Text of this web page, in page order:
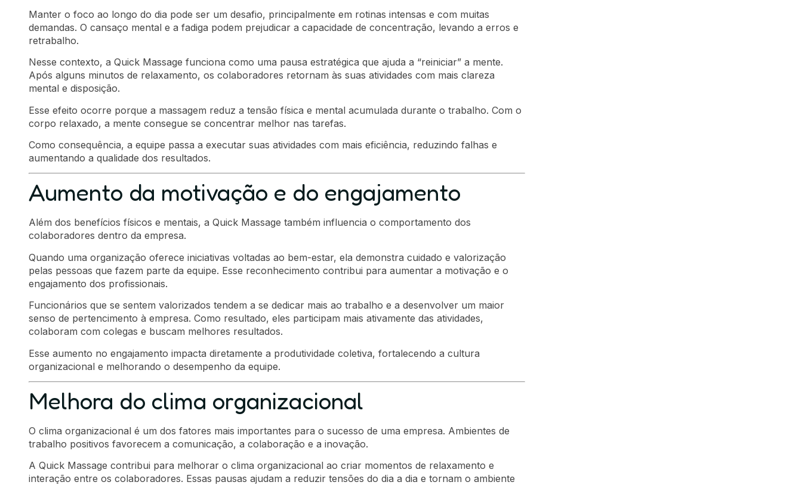
Manter o foco ao longo do dia pode ser um desafio, principalmente em rotinas intensas e com muitas
demandas. O cansaço mental e a fadiga podem prejudicar a capacidade de concentração, levando a erros e
retrabalho.
Nesse contexto, a Quick Massage funciona como uma pausa estratégica que ajuda a “reiniciar” a mente.
Após alguns minutos de relaxamento, os colaboradores retornam às suas atividades com mais clareza
mental e disposição.
Esse efeito ocorre porque a massagem reduz a tensão física e mental acumulada durante o trabalho. Com o
corpo relaxado, a mente consegue se concentrar melhor nas tarefas.
Como consequência, a equipe passa a executar suas atividades com mais eficiência, reduzindo falhas e
aumentando a qualidade dos resultados.
Aumento da motivação e do engajamento
Além dos benefícios físicos e mentais, a Quick Massage também influencia o comportamento dos
colaboradores dentro da empresa.
Quando uma organização oferece iniciativas voltadas ao bem-estar, ela demonstra cuidado e valorização
pelas pessoas que fazem parte da equipe. Esse reconhecimento contribui para aumentar a motivação e o
engajamento dos profissionais.
Funcionários que se sentem valorizados tendem a se dedicar mais ao trabalho e a desenvolver um maior
senso de pertencimento à empresa. Como resultado, eles participam mais ativamente das atividades,
colaboram com colegas e buscam melhores resultados.
Esse aumento no engajamento impacta diretamente a produtividade coletiva, fortalecendo a cultura
organizacional e melhorando o desempenho da equipe.
Melhora do clima organizacional
O clima organizacional é um dos fatores mais importantes para o sucesso de uma empresa. Ambientes de
trabalho positivos favorecem a comunicação, a colaboração e a inovação.
A Quick Massage contribui para melhorar o clima organizacional ao criar momentos de relaxamento e
interação entre os colaboradores. Essas pausas ajudam a reduzir tensões do dia a dia e tornam o ambiente